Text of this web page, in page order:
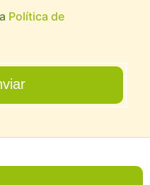
Política de